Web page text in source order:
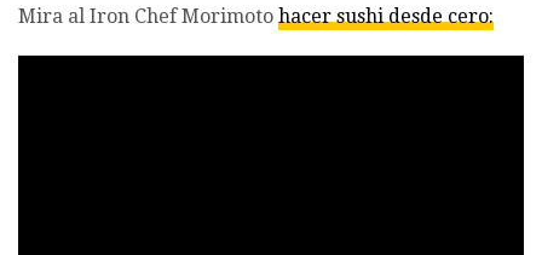
Mira al Iron Chef Morimoto hacer sushi desde cero: